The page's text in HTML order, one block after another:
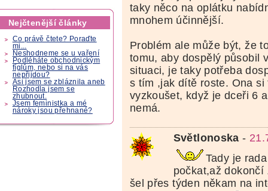
Nejčtenější články
Co právě čtete? Poraďte
mi...
Neshodneme se u vaření
Podléháte obchodnickým
fíglům, nebo si na vás
nepřijdou?
Asi jsem se zbláznila aneb
Rozhodla jsem se
zhubnout.
Jsem feministka a mé
nároky jsou přehnané?
taky něco na oplátku
mnohem účinnější.
Problém ale může být, že
tomu, aby dospělý působil
situaci, je taky potřeba
s tím ,jak dítě roste. Ona si
vyzkoušet, když je dceři 6
nemá.
Světlonoska -
Tady je
počkat,až
šel přes týden někam na